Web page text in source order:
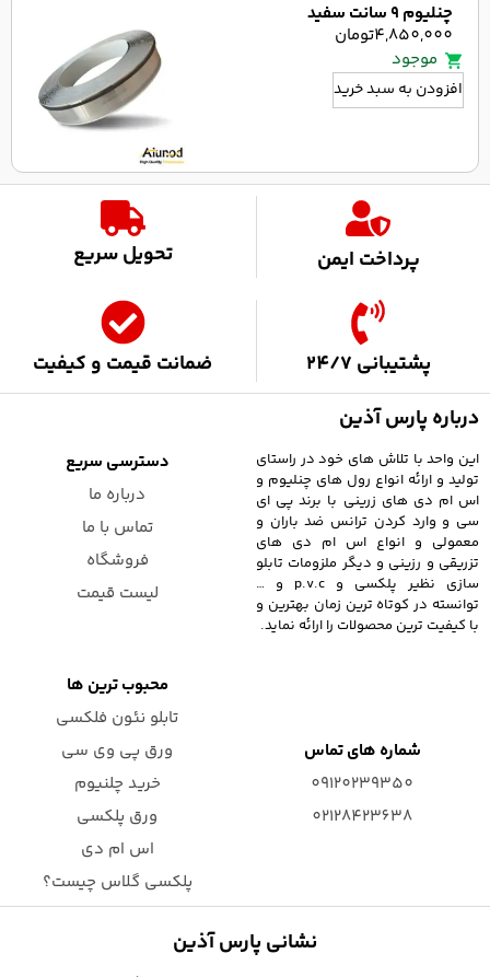
چنلیوم 9 سانت سفید
4,850,000تومان
موجود
افزودن به سبد خرید
پرداخت ایمن تحویل سریع
پشتیبانی 24/7
ضمانت قیمت و کیفیت
درباره پارس آذین
این واحد با تلاش های خود در راستای
تولید و ارائه انواع رول های چنلیوم و
اس ام دی های زرینی با برند پی ای
سی و وارد کردن ترانس ضد باران و
معمولی و انواع اس ام دی های
تزریقی و رزینی و دیگر ملزومات تابلو
سازی نظیر پلکسی و p.v.c و …
توانسته در کوتاه ترین زمان بهترین و
با کیفیت ترین محصولات را ارائه نماید.
دسترسی سریع
درباره ما
تماس با ما
فروشگاه
لیست قیمت
شماره های تماس
09120239350
02128423638
محبوب ترین ها
تابلو نئون فلکسی
ورق پی وی سی
خرید چلنیوم
ورق پلکسی
اس ام دی
پلکسی گلاس چیست؟
نشانی پارس آذین